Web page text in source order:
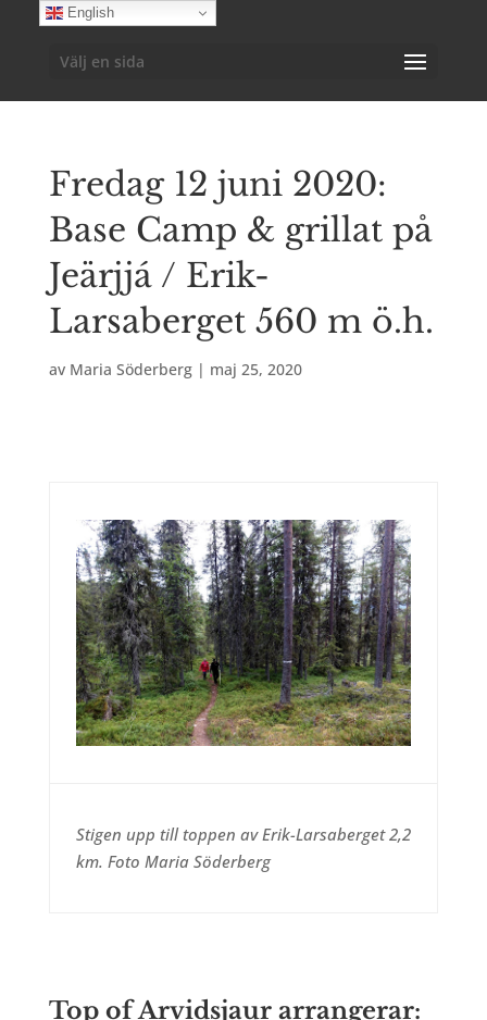
Välj en sida
Fredag 12 juni 2020:
Base Camp & grillat på
Jeärjjá / Erik-
Larsaberget 560 m ö.h.
av Maria Söderberg| maj 25, 2020
Stigen upp till toppen av Erik-Larsaberget 2,2
km. Foto Maria Söderberg
Top of Arvidsjaur arrangerar:
English